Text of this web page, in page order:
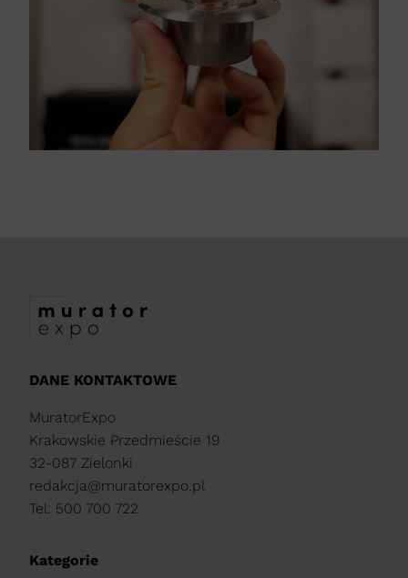
DANE KONTAKTOWE
MuratorExpo
Krakowskie Przedmieście 19
32-087 Zielonki
redakcja@muratorexpo.pl
Tel: 500 700 722
Kategorie